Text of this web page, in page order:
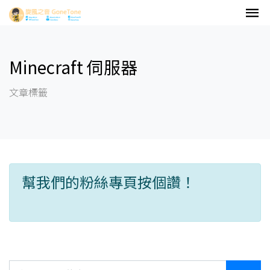
Minecraft 伺服器
文章標籤
幫我們的粉絲專頁按個讚！